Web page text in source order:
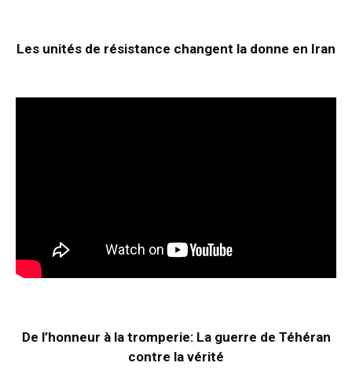
Les unités de résistance changent la donne en Iran
De l’honneur à la tromperie: La guerre de Téhéran
contre la vérité